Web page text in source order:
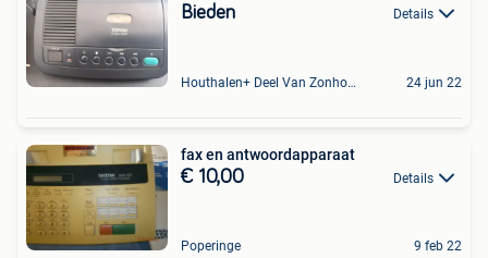
Bieden Details
Houthalen+ Deel Van Zonhoven En Zolder 24 jun 22
fax en antwoordapparaat
€ 10,00 Details
Poperinge 9 feb 22